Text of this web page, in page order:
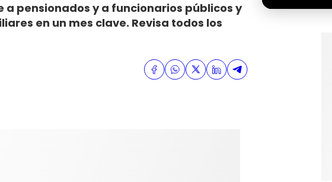
pensionados y a funcionarios públicos y
en un mes clave. Revisa todos los